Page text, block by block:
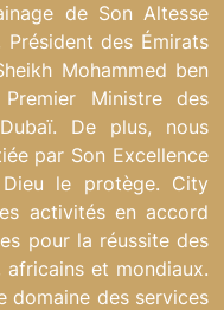
de Son Altesse
des Émirats
Mohammed ben
Ministre des
De plus, nous
par Son Excellence
le protège. City
activités en accord
pour la réussite des
africains et mondiaux.
domaine des services